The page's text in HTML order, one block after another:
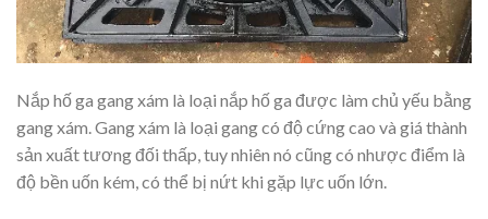
Nắp hố ga gang xám là loại nắp hố ga được làm chủ yếu bằng
gang xám. Gang xám là loại gang có độ cứng cao và giá thành
sản xuất tương đối thấp, tuy nhiên nó cũng có nhược điểm là
độ bền uốn kém, có thể bị nứt khi gặp lực uốn lớn.